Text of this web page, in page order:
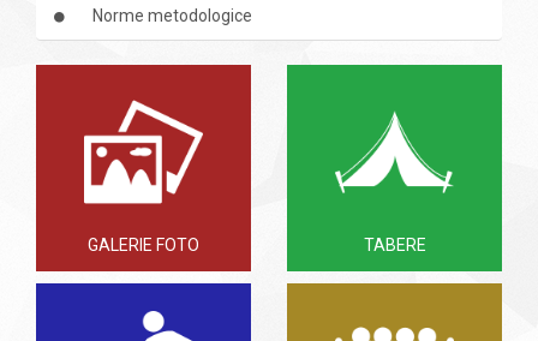
Norme metodologice
GALERIE FOTO TABERE